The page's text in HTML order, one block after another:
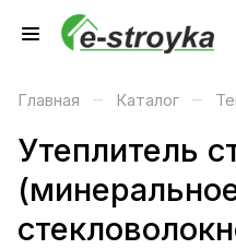
Главная – Каталог –
Утеплитель